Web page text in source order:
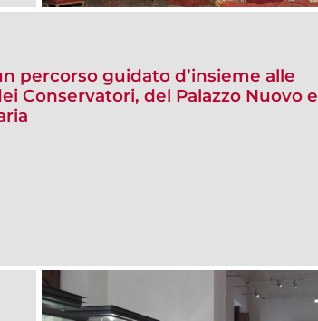
percorso guidato d’insieme alle
Conservatori, del Palazzo Nuovo e